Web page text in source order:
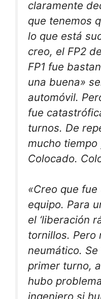
claramente
que tenemos
lo que está
creo, el FP2
FP1 fue
una buena»
automóvil.
fue
turnos. De
mucho tiempo
Colocado.
«Creo que
equipo. Para
el ‘liberación
tornillos. Pero
neumático.
primer turno,
hubo
ingeniero si